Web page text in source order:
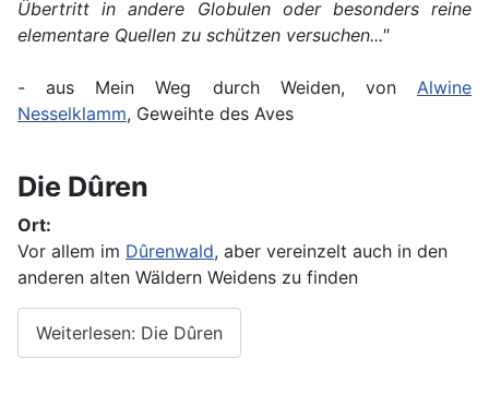
Übertritt in andere Globulen oder besonders reine
elementare Quellen zu schützen versuchen..."
- aus Mein Weg durch Weiden, von Alwine
Nesselklamm, Geweihte des Aves
Die Dûren
Ort:
Vor allem im Dûrenwald, aber vereinzelt auch in den
anderen alten Wäldern Weidens zu finden
Weiterlesen: Die Dûren